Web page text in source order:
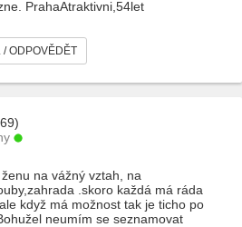
PrahaAtraktivni,54let
/ ODPOVĚDĚT
na vážný vztah, na
.skoro každá má ráda
když má možnost tak je ticho po
neumím se seznamovat